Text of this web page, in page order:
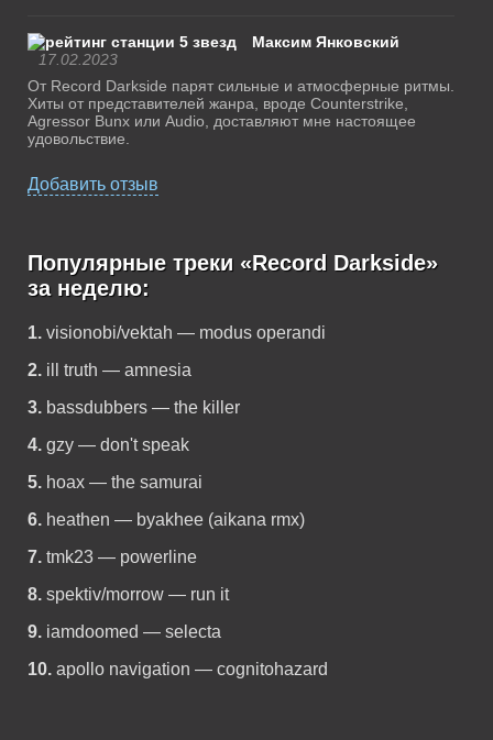
Максим Янковский
17.02.2023
Oт Record Darkside парят сильные и атмосферные ритмы.
Хиты от представителей жанра, вроде Counterstrike,
Agressor Bunx или Audio, доставляют мне настоящее
удовольствие.
Добавить отзыв
Популярные треки «Record Darkside»
за неделю:
1. visionobi/vektah — modus operandi
2. ill truth — amnesia
3. bassdubbers — the killer
4. gzy — don't speak
5. hoax — the samurai
6. heathen — byakhee (aikana rmx)
7. tmk23 — powerline
8. spektiv/morrow — run it
9. iamdoomed — selecta
10. apollo navigation — cognitohazard